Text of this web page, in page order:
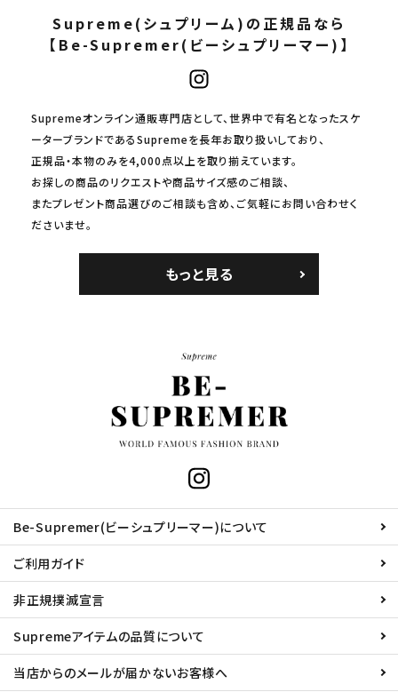
Supreme(シュプリーム)の正規品なら
【Be-Supremer(ビーシュプリーマー)】
Supremeオンライン通販専門店として、世界中で有名となったスケ
ーターブランドであるSupremeを長年お取り扱いしており、
正規品・本物のみを4,000点以上を取り揃えています。
お探しの商品のリクエストや商品サイズ感のご相談、
またプレゼント商品選びのご相談も含め、ご気軽にお問い合わせく
ださいませ。
もっと見る
Be-Supremer(ビーシュプリーマー)について
ご利用ガイド
非正規撲滅宣言
Supremeアイテムの品質について
当店からのメールが届かないお客様へ